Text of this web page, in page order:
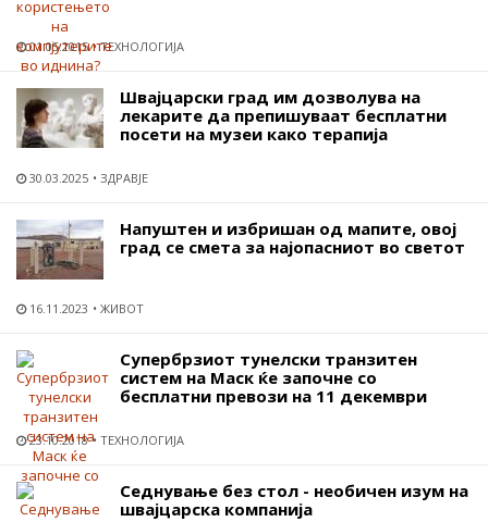
01.05.2015 ТЕХНОЛОГИЈА
Швајцарски град им дозволува на
лекарите да препишуваат бесплатни
посети на музеи како терапија
30.03.2025 ЗДРАВЈЕ
Напуштен и избришан од мапите, овој
град се смета за најопасниот во светот
16.11.2023 ЖИВОТ
Супербрзиот тунелски транзитен
систем на Маск ќе започне со
бесплатни превози на 11 декември
23.10.2018 ТЕХНОЛОГИЈА
Седнување без стол - необичен изум на
швајцарска компанија